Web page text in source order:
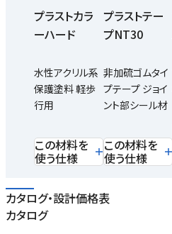
プラストカラ
ーハード
水性アクリル系
保護塗料 軽歩
行用
この材料を
使う仕様
プラストテー
プNT30
非加硫ゴムタイ
プテープ ジョイ
ント部シール材
この材料を
使う仕様
カタログ・設計価格表
カタログ